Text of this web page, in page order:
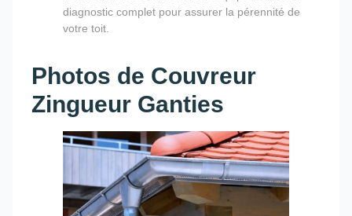
diagnostic complet pour assurer la pérennité de
votre toit.
Photos de Couvreur
Zingueur Ganties